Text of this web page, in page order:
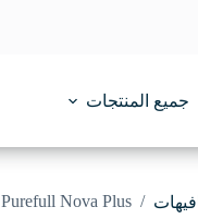
جميع المنتجات
/
Purefull Nova Plus